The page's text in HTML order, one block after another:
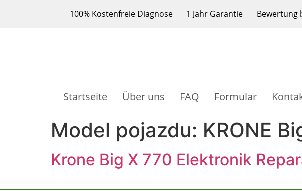
100% Kostenfreie Diagnose 1 Jahr Garantie Bewertung
Startseite Über uns FAQ Formular
Model pojazdu: KRONE
Krone Big X 770 Elektronik